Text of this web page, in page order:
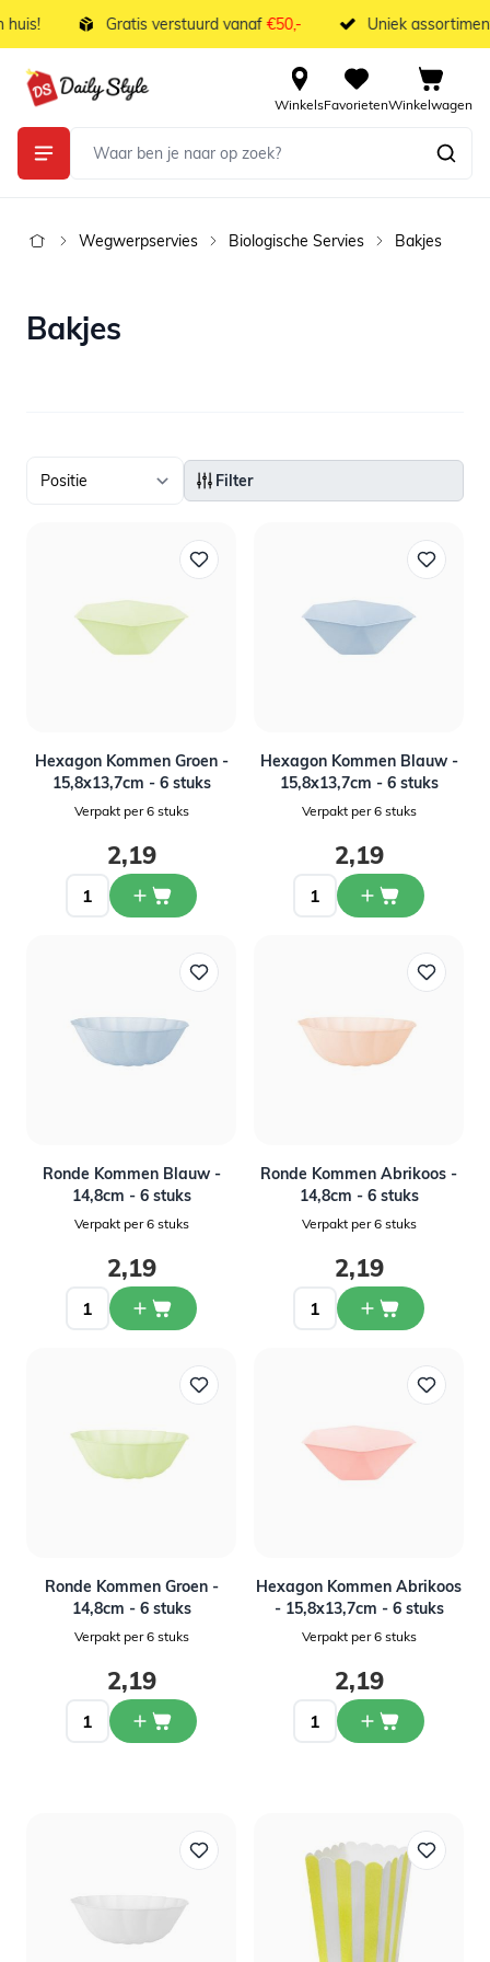
Ga naar de inhoud
Gratis verstuurd vanaf€50,- Uniek assortiment,
WinkelsFavorietenWinkelwagen
Wegwerpservies Biologische Servies Bakjes
Bakjes
Filter
Hexagon Kommen Groen -
15,8x13,7cm - 6 stuks
Verpakt per 6 stuks
2,19
Hexagon Kommen Blauw -
15,8x13,7cm - 6 stuks
Verpakt per 6 stuks
2,19
Ronde Kommen Blauw -
14,8cm - 6 stuks
Verpakt per 6 stuks
2,19
Ronde Kommen Abrikoos -
14,8cm - 6 stuks
Verpakt per 6 stuks
2,19
Ronde Kommen Groen -
14,8cm - 6 stuks
Verpakt per 6 stuks
2,19
Hexagon Kommen Abrikoos
- 15,8x13,7cm - 6 stuks
Verpakt per 6 stuks
2,19